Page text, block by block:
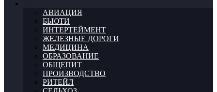
…
АВИАЦИЯ
БЬЮТИ
ИНТЕРТЕЙМЕНТ
ЖЕЛЕЗНЫЕ ДОРОГИ
МЕДИЦИНА
ОБРАЗОВАНИЕ
ОБЩЕПИТ
ПРОИЗВОДСТВО
РИТЕЙЛ